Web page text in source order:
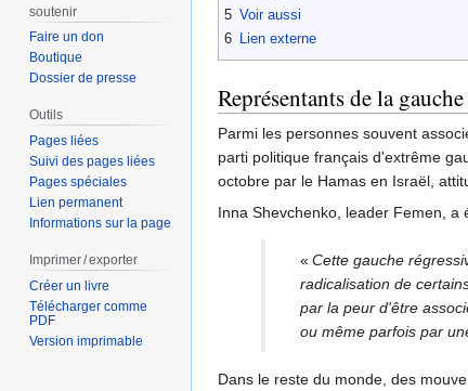
5 Voir aussi
6 Lien externe
Représentants de la
Parmi les personnes souvent
parti politique français d'extrême
octobre par le Hamas en Israël,
Inna Shevchenko, leader Femen,
« Cette gauche
radicalisation de
par la peur d'être
ou même parfois par
Dans le reste du monde, des
soutenir
Faire un don
Boutique
Dossier de presse
Outils
Pages liées
Suivi des pages liées
Pages spéciales
Lien permanent
Informations sur la page
Imprimer / exporter
Créer un livre
Télécharger comme
PDF
Version imprimable